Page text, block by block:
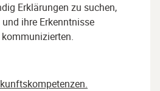
Erklärungen zu suchen,
ihre Erkenntnisse